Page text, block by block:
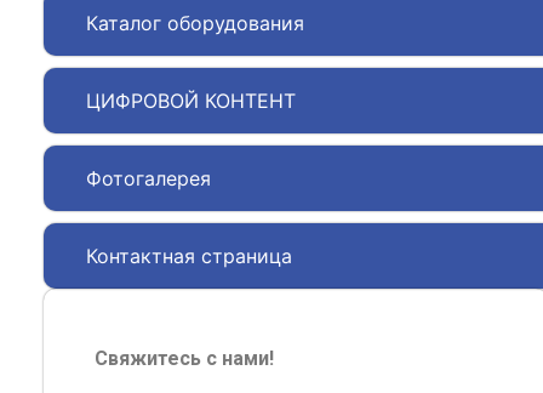
Каталог оборудования
ЦИФРОВОЙ КОНТЕНТ
Фотогалерея
Контактная страница
Свяжитесь с нами!